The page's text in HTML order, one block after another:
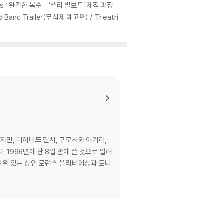
재생하실 것을 권유해 드립니다.
면 대부분 해결됩니다.
는 불량으로 인한 반품/교환이 가능합니
수 있습니다.
한 구매 선택을 부탁드립니다.
포장을 부탁드립니다.
전한 복수 - ‘쓰리 빌보드’ 제작 과정 -
Band Trailer(무삭제 예고편) / Theatri
만, 데이비드 린치, 구로사와 아키라,
있는 상인 로런스 올리비에상과 토니